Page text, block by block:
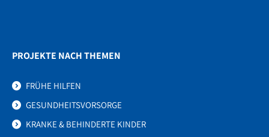
PROJEKTE NACH THEMEN
FRÜHE HILFEN
GESUNDHEITSVORSORGE
KRANKE & BEHINDERTE KINDER